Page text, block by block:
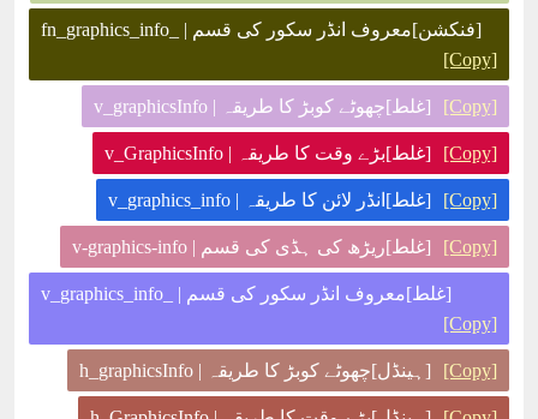
[فنکشن]معروف انڈر سکور کی قسم | _fn_graphics_info
[Copy]
[غلط]چھوٹے کوبڑ کا طریقہ | v_graphicsInfo [Copy]
[غلط]بڑے وقت کا طریقہ | v_GraphicsInfo [Copy]
[غلط]انڈر لائن کا طریقہ | v_graphics_info [Copy]
[غلط]ریڑھ کی ہڈی کی قسم | v-graphics-info [Copy]
[غلط]معروف انڈر سکور کی قسم | _v_graphics_info
[Copy]
[ہینڈل]چھوٹے کوبڑ کا طریقہ | h_graphicsInfo [Copy]